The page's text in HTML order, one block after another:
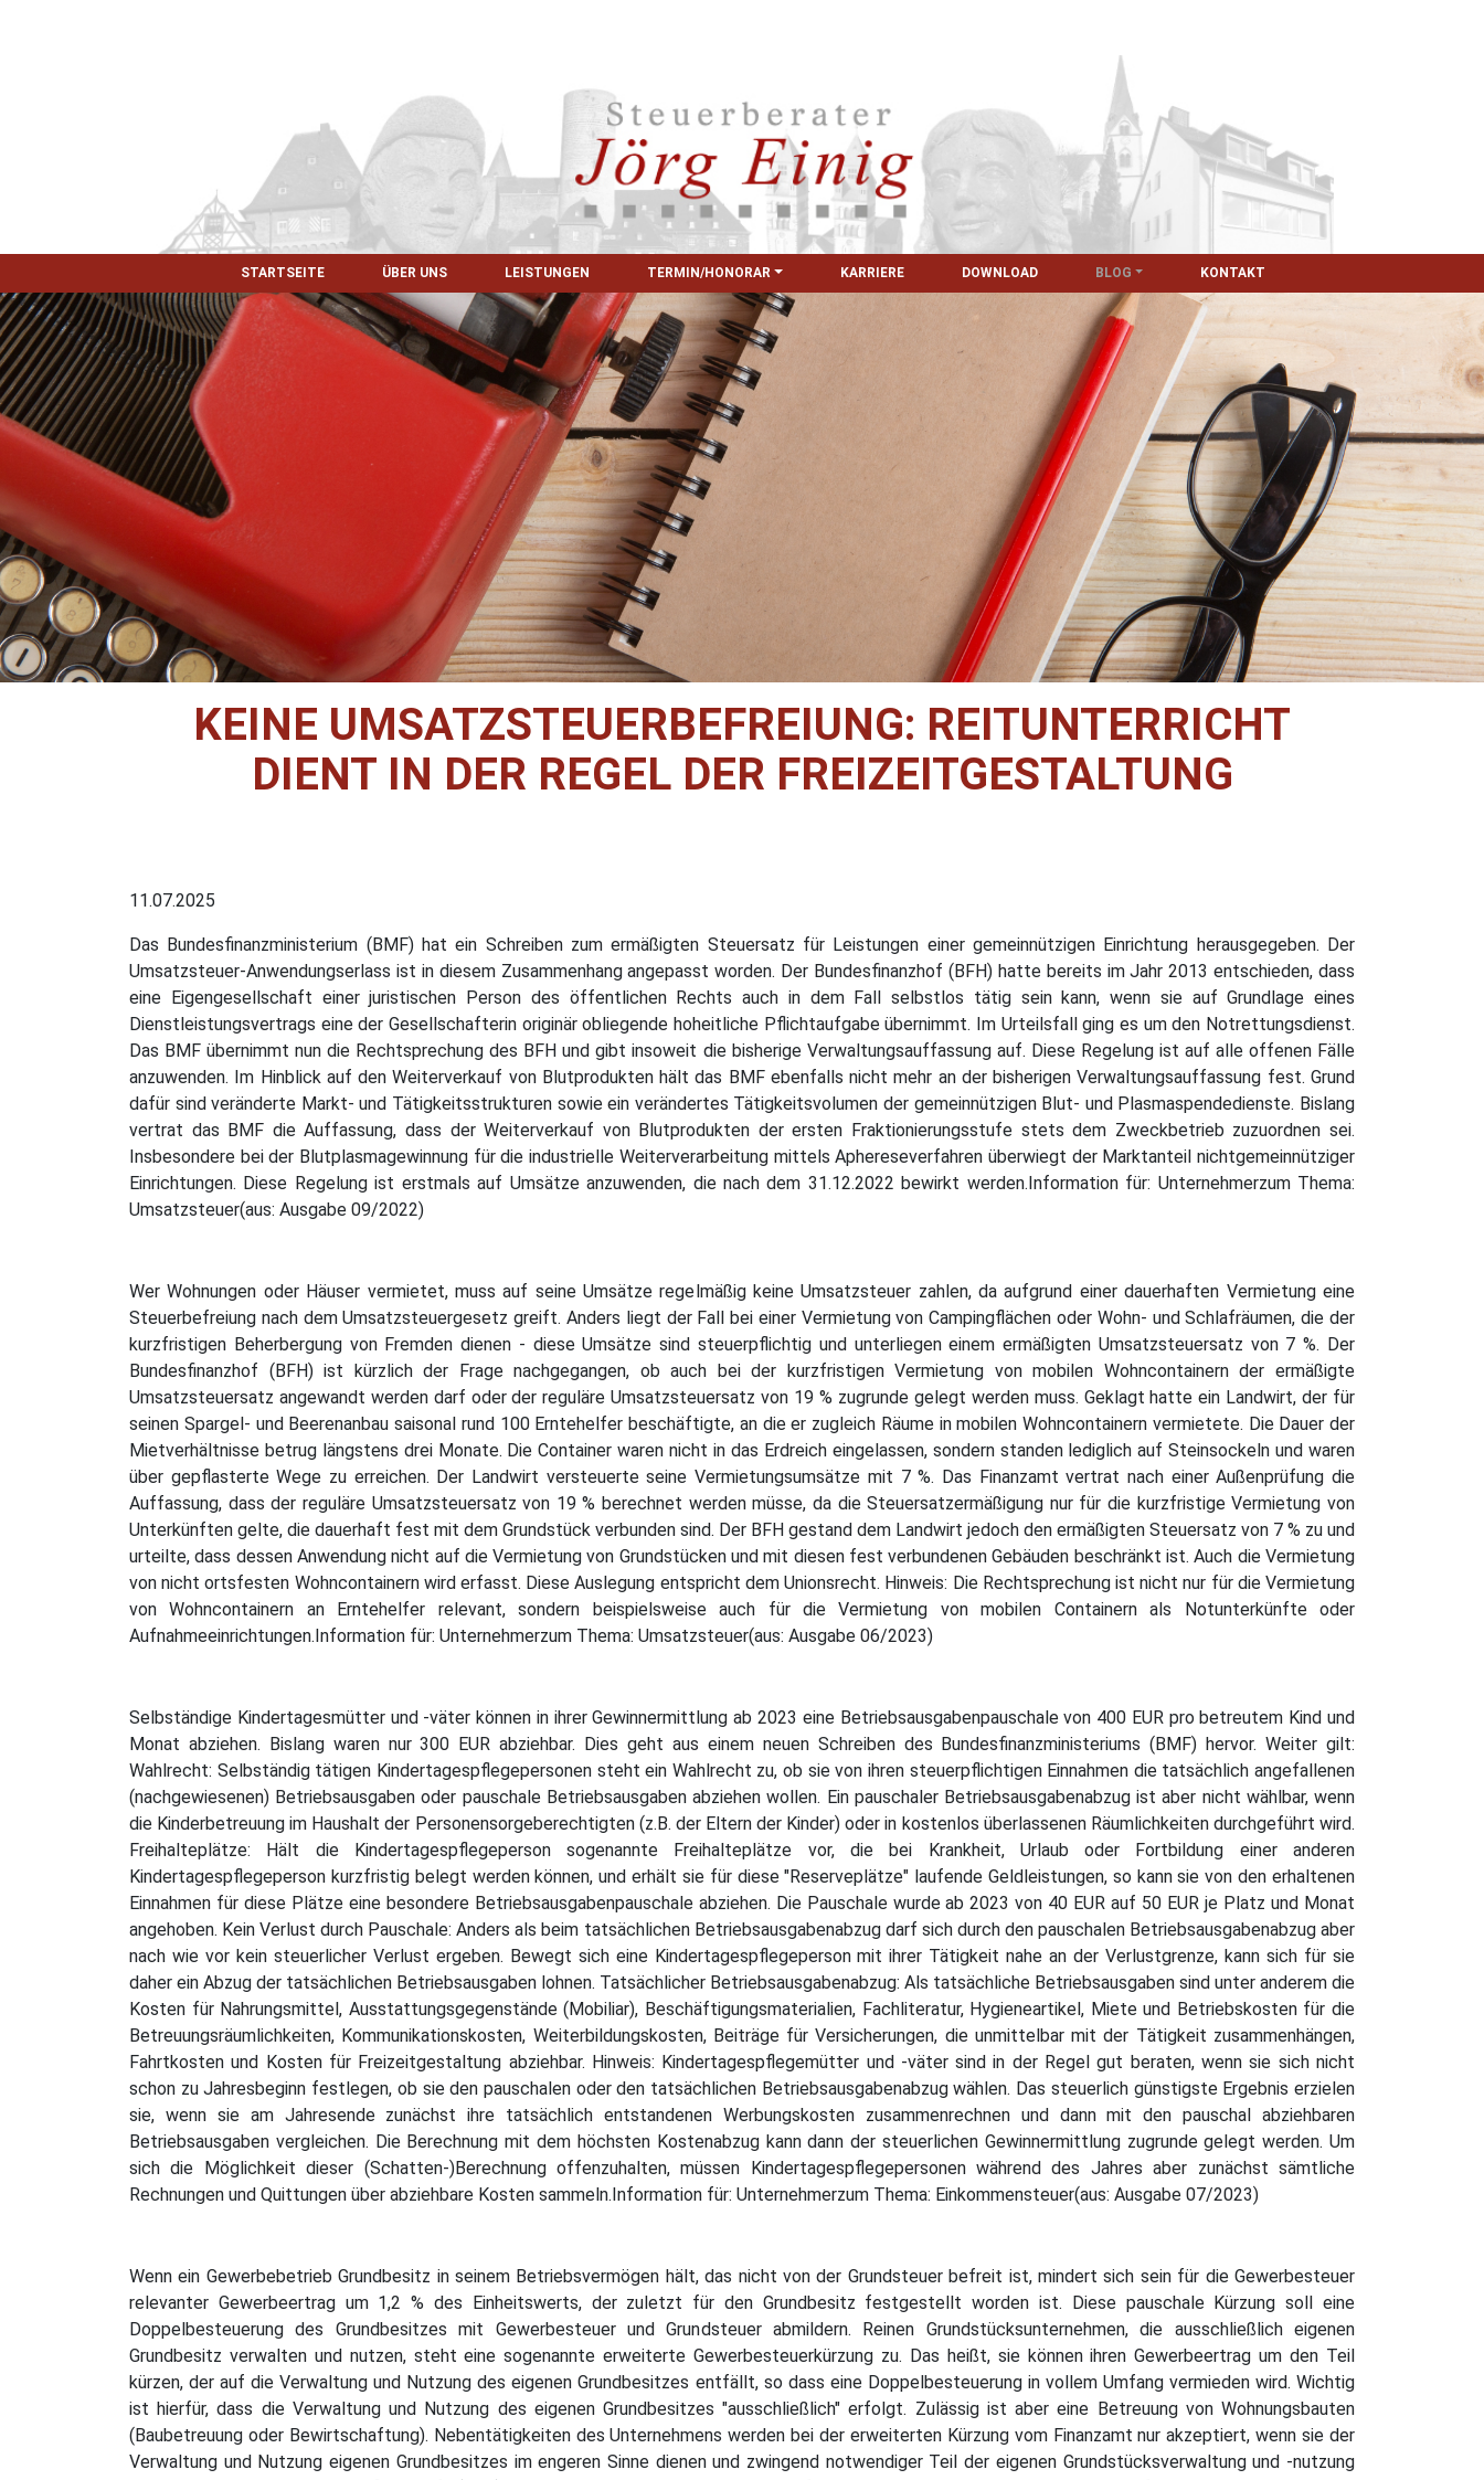
STARTSEITE ÜBER UNS LEISTUNGEN TERMIN/HONORAR KARRIERE DOWNLOAD BLOG KONTAKT
KEINE UMSATZSTEUERBEFREIUNG: REITUNTERRICHT
DIENT IN DER REGEL DER FREIZEITGESTALTUNG
11.07.2025
Das Bundesfinanzministerium (BMF) hat ein Schreiben zum ermäßigten Steuersatz für Leistungen einer gemeinnützigen Einrichtung herausgegeben. Der
Umsatzsteuer-Anwendungserlass ist in diesem Zusammenhang angepasst worden. Der Bundesfinanzhof (BFH) hatte bereits im Jahr 2013 entschieden, dass
eine Eigengesellschaft einer juristischen Person des öffentlichen Rechts auch in dem Fall selbstlos tätig sein kann, wenn sie auf Grundlage eines
Dienstleistungsvertrags eine der Gesellschafterin originär obliegende hoheitliche Pflichtaufgabe übernimmt. Im Urteilsfall ging es um den Notrettungsdienst.
Das BMF übernimmt nun die Rechtsprechung des BFH und gibt insoweit die bisherige Verwaltungsauffassung auf. Diese Regelung ist auf alle offenen Fälle
anzuwenden. Im Hinblick auf den Weiterverkauf von Blutprodukten hält das BMF ebenfalls nicht mehr an der bisherigen Verwaltungsauffassung fest. Grund
dafür sind veränderte Markt- und Tätigkeitsstrukturen sowie ein verändertes Tätigkeitsvolumen der gemeinnützigen Blut- und Plasmaspendedienste. Bislang
vertrat das BMF die Auffassung, dass der Weiterverkauf von Blutprodukten der ersten Fraktionierungsstufe stets dem Zweckbetrieb zuzuordnen sei.
Insbesondere bei der Blutplasmagewinnung für die industrielle Weiterverarbeitung mittels Aphereseverfahren überwiegt der Marktanteil nichtgemeinnütziger
Einrichtungen. Diese Regelung ist erstmals auf Umsätze anzuwenden, die nach dem 31.12.2022 bewirkt werden.Information für: Unternehmerzum Thema:
Umsatzsteuer(aus: Ausgabe 09/2022)
Wer Wohnungen oder Häuser vermietet, muss auf seine Umsätze regelmäßig keine Umsatzsteuer zahlen, da aufgrund einer dauerhaften Vermietung eine
Steuerbefreiung nach dem Umsatzsteuergesetz greift. Anders liegt der Fall bei einer Vermietung von Campingflächen oder Wohn- und Schlafräumen, die der
kurzfristigen Beherbergung von Fremden dienen - diese Umsätze sind steuerpflichtig und unterliegen einem ermäßigten Umsatzsteuersatz von 7 %. Der
Bundesfinanzhof (BFH) ist kürzlich der Frage nachgegangen, ob auch bei der kurzfristigen Vermietung von mobilen Wohncontainern der ermäßigte
Umsatzsteuersatz angewandt werden darf oder der reguläre Umsatzsteuersatz von 19 % zugrunde gelegt werden muss. Geklagt hatte ein Landwirt, der für
seinen Spargel- und Beerenanbau saisonal rund 100 Erntehelfer beschäftigte, an die er zugleich Räume in mobilen Wohncontainern vermietete. Die Dauer der
Mietverhältnisse betrug längstens drei Monate. Die Container waren nicht in das Erdreich eingelassen, sondern standen lediglich auf Steinsockeln und waren
über gepflasterte Wege zu erreichen. Der Landwirt versteuerte seine Vermietungsumsätze mit 7 %. Das Finanzamt vertrat nach einer Außenprüfung die
Auffassung, dass der reguläre Umsatzsteuersatz von 19 % berechnet werden müsse, da die Steuersatzermäßigung nur für die kurzfristige Vermietung von
Unterkünften gelte, die dauerhaft fest mit dem Grundstück verbunden sind. Der BFH gestand dem Landwirt jedoch den ermäßigten Steuersatz von 7 % zu und
urteilte, dass dessen Anwendung nicht auf die Vermietung von Grundstücken und mit diesen fest verbundenen Gebäuden beschränkt ist. Auch die Vermietung
von nicht ortsfesten Wohncontainern wird erfasst. Diese Auslegung entspricht dem Unionsrecht. Hinweis: Die Rechtsprechung ist nicht nur für die Vermietung
von Wohncontainern an Erntehelfer relevant, sondern beispielsweise auch für die Vermietung von mobilen Containern als Notunterkünfte oder
Aufnahmeeinrichtungen.Information für: Unternehmerzum Thema: Umsatzsteuer(aus: Ausgabe 06/2023)
Selbständige Kindertagesmütter und -väter können in ihrer Gewinnermittlung ab 2023 eine Betriebsausgabenpauschale von 400 EUR pro betreutem Kind und
Monat abziehen. Bislang waren nur 300 EUR abziehbar. Dies geht aus einem neuen Schreiben des Bundesfinanzministeriums (BMF) hervor. Weiter gilt:
Wahlrecht: Selbständig tätigen Kindertagespflegepersonen steht ein Wahlrecht zu, ob sie von ihren steuerpflichtigen Einnahmen die tatsächlich angefallenen
(nachgewiesenen) Betriebsausgaben oder pauschale Betriebsausgaben abziehen wollen. Ein pauschaler Betriebsausgabenabzug ist aber nicht wählbar, wenn
die Kinderbetreuung im Haushalt der Personensorgeberechtigten (z.B. der Eltern der Kinder) oder in kostenlos überlassenen Räumlichkeiten durchgeführt wird.
Freihalteplätze: Hält die Kindertagespflegeperson sogenannte Freihalteplätze vor, die bei Krankheit, Urlaub oder Fortbildung einer anderen
Kindertagespflegeperson kurzfristig belegt werden können, und erhält sie für diese "Reserveplätze" laufende Geldleistungen, so kann sie von den erhaltenen
Einnahmen für diese Plätze eine besondere Betriebsausgabenpauschale abziehen. Die Pauschale wurde ab 2023 von 40 EUR auf 50 EUR je Platz und Monat
angehoben. Kein Verlust durch Pauschale: Anders als beim tatsächlichen Betriebsausgabenabzug darf sich durch den pauschalen Betriebsausgabenabzug aber
nach wie vor kein steuerlicher Verlust ergeben. Bewegt sich eine Kindertagespflegeperson mit ihrer Tätigkeit nahe an der Verlustgrenze, kann sich für sie
daher ein Abzug der tatsächlichen Betriebsausgaben lohnen. Tatsächlicher Betriebsausgabenabzug: Als tatsächliche Betriebsausgaben sind unter anderem die
Kosten für Nahrungsmittel, Ausstattungsgegenstände (Mobiliar), Beschäftigungsmaterialien, Fachliteratur, Hygieneartikel, Miete und Betriebskosten für die
Betreuungsräumlichkeiten, Kommunikationskosten, Weiterbildungskosten, Beiträge für Versicherungen, die unmittelbar mit der Tätigkeit zusammenhängen,
Fahrtkosten und Kosten für Freizeitgestaltung abziehbar. Hinweis: Kindertagespflegemütter und -väter sind in der Regel gut beraten, wenn sie sich nicht
schon zu Jahresbeginn festlegen, ob sie den pauschalen oder den tatsächlichen Betriebsausgabenabzug wählen. Das steuerlich günstigste Ergebnis erzielen
sie, wenn sie am Jahresende zunächst ihre tatsächlich entstandenen Werbungskosten zusammenrechnen und dann mit den pauschal abziehbaren
Betriebsausgaben vergleichen. Die Berechnung mit dem höchsten Kostenabzug kann dann der steuerlichen Gewinnermittlung zugrunde gelegt werden. Um
sich die Möglichkeit dieser (Schatten-)Berechnung offenzuhalten, müssen Kindertagespflegepersonen während des Jahres aber zunächst sämtliche
Rechnungen und Quittungen über abziehbare Kosten sammeln.Information für: Unternehmerzum Thema: Einkommensteuer(aus: Ausgabe 07/2023)
Wenn ein Gewerbebetrieb Grundbesitz in seinem Betriebsvermögen hält, das nicht von der Grundsteuer befreit ist, mindert sich sein für die Gewerbesteuer
relevanter Gewerbeertrag um 1,2 % des Einheitswerts, der zuletzt für den Grundbesitz festgestellt worden ist. Diese pauschale Kürzung soll eine
Doppelbesteuerung des Grundbesitzes mit Gewerbesteuer und Grundsteuer abmildern. Reinen Grundstücksunternehmen, die ausschließlich eigenen
Grundbesitz verwalten und nutzen, steht eine sogenannte erweiterte Gewerbesteuerkürzung zu. Das heißt, sie können ihren Gewerbeertrag um den Teil
kürzen, der auf die Verwaltung und Nutzung des eigenen Grundbesitzes entfällt, so dass eine Doppelbesteuerung in vollem Umfang vermieden wird. Wichtig
ist hierfür, dass die Verwaltung und Nutzung des eigenen Grundbesitzes "ausschließlich" erfolgt. Zulässig ist aber eine Betreuung von Wohnungsbauten
(Baubetreuung oder Bewirtschaftung). Nebentätigkeiten des Unternehmens werden bei der erweiterten Kürzung vom Finanzamt nur akzeptiert, wenn sie der
Verwaltung und Nutzung eigenen Grundbesitzes im engeren Sinne dienen und zwingend notwendiger Teil der eigenen Grundstücksverwaltung und -nutzung